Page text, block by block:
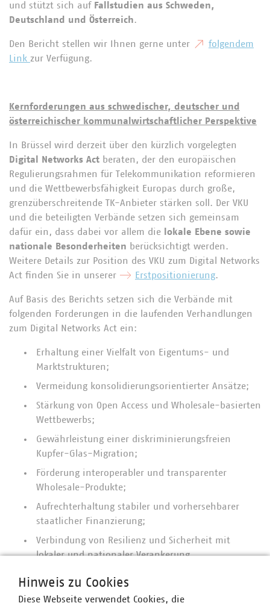
und stützt sich auf Fallstudien aus Schweden,
Deutschland und Österreich.
Den Bericht stellen wir Ihnen gerne unter
folgendem
Link zur Verfügung.
Kernforderungen aus schwedischer, deutscher und
österreichischer kommunalwirtschaftlicher Perspektive
In Brüssel wird derzeit über den kürzlich vorgelegten
Digital Networks Act beraten, der den europäischen
Regulierungsrahmen für Telekommunikation reformieren
und die Wettbewerbsfähigkeit Europas durch große,
grenzüberschreitende TK-Anbieter stärken soll. Der VKU
und die beteiligten Verbände setzen sich gemeinsam
dafür ein, dass dabei vor allem die
lokale Ebene sowie
nationale Besonderheiten berücksichtigt werden.
Weitere Details zur Position des VKU zum Digital Networks
Act finden Sie in unserer
Erstpositionierung.
Auf Basis des Berichts setzen sich die Verbände mit
folgenden Forderungen in die laufenden Verhandlungen
zum Digital Networks Act ein:
Erhaltung einer Vielfalt von Eigentums- und
Marktstrukturen;
Vermeidung konsolidierungsorientierter Ansätze;
Stärkung von Open Access und Wholesale-basierten
Wettbewerbs;
Gewährleistung einer diskriminierungsfreien
Kupfer-Glas-Migration;
Förderung interoperabler und transparenter
Wholesale-Produkte;
Aufrechterhaltung stabiler und vorhersehbarer
staatlicher Finanzierung;
Verbindung von Resilienz und Sicherheit mit
lokaler und nationaler Verankerung.
Hinweis zu Cookies
Diese Webseite verwendet Cookies, die